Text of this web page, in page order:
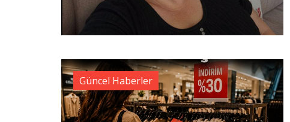
Güncel Haberler